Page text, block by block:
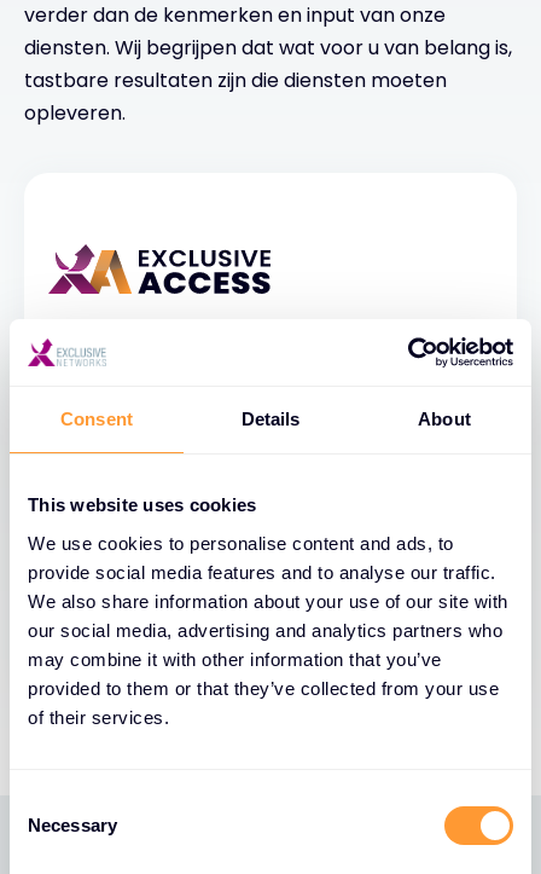
Consent Details About
This website uses cookies
We use cookies to personalise content and ads, to
provide social media features and to analyse our traffic.
We also share information about your use of our site with
our social media, advertising and analytics partners who
may combine it with other information that you’ve
provided to them or that they’ve collected from your use
of their services.
Necessary
verder dan de kenmerken en input van onze
diensten. Wij begrijpen dat wat voor u van belang is,
tastbare resultaten zijn die diensten moeten
opleveren.
Exclusive Access
Je persoonlijke online tool voor
accountbeheer